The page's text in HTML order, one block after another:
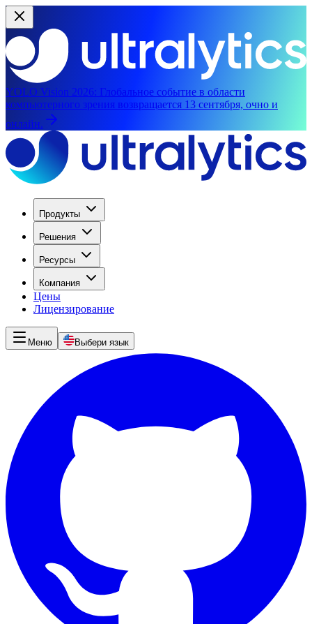
YOLO Vision 2026: Глобальное событие в области
компьютерного зрения возвращается 13 сентября, очно и
онлайн.
Продукты
Решения
Ресурсы
Компания
Цены
Лицензирование
Меню Выбери язык